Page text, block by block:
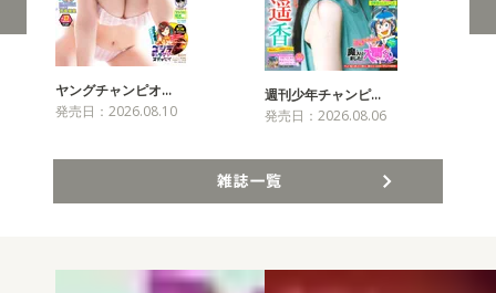
ヤングチャンピオ…
発売日：2026.08.10
週刊少年チャンピ…
発売日：2026.08.06